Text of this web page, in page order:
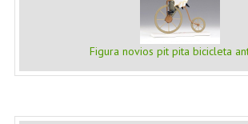
Figura novios pit pita bicicleta